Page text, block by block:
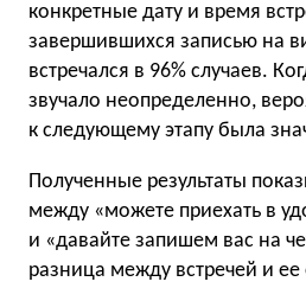
конкретные дату и время
завершившихся записью на
встречался в 96% случаев.
звучало неопределенно,
к следующему этапу была
Полученные результаты
между «можете приехать в
и «давайте запишем вас на
разница между встречей и ее